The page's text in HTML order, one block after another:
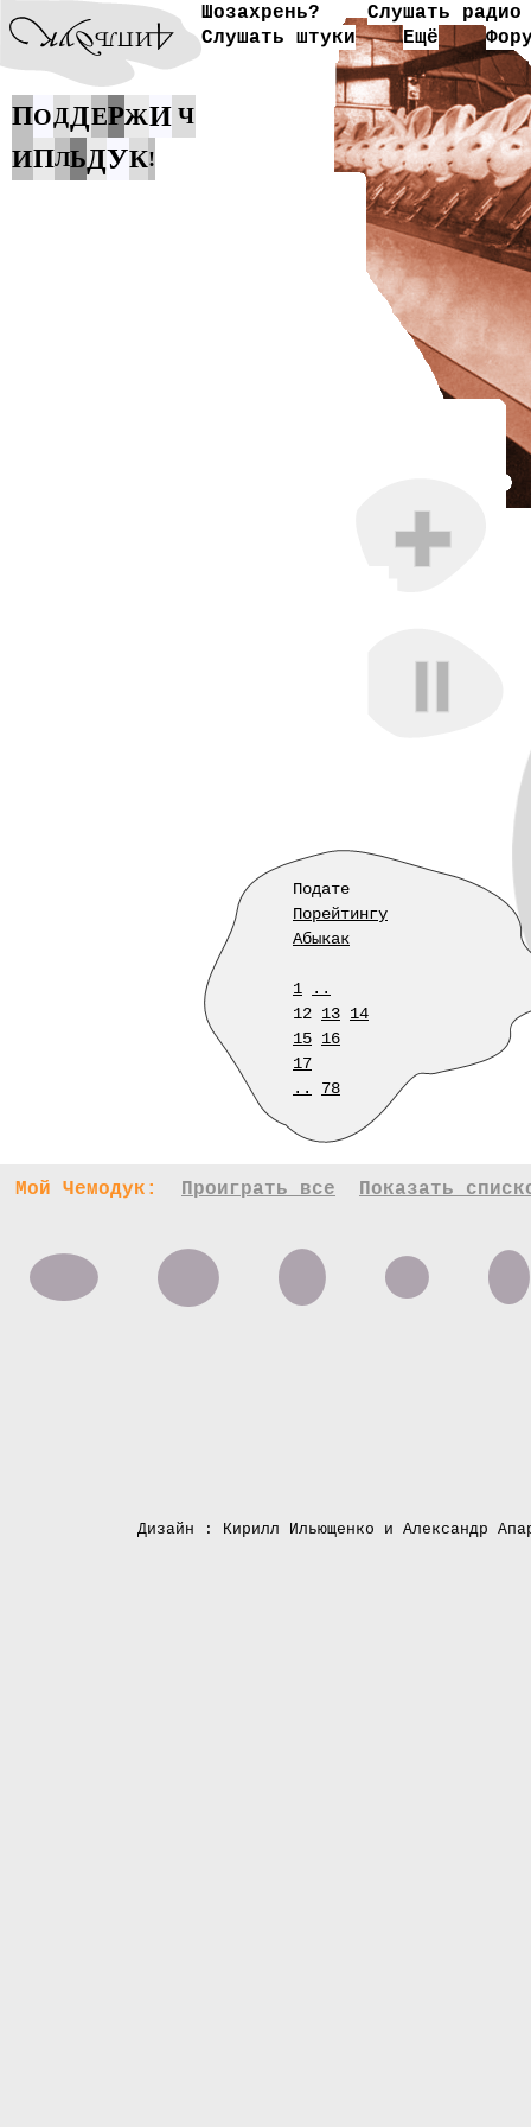
Шозахрень?
Слушать радио
Слушать штуки
Ещё
ПОДДЕРЖИ Ч
ИПЛЬДУК!
Подате
Порейтингу
Абыкак
1
..
12 13 14
15 16
17
..
78
Мой Чемодук: Проиграть все Показать
Дизайн : Кирилл Ильющенко и Александр